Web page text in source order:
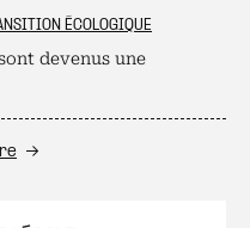
ÉCOLOGIQUE
devenus une